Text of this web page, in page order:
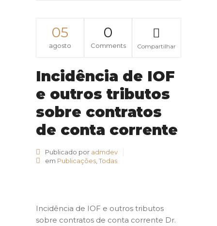
05
agosto
0
Comments Compartilhar
Incidência de IOF
e outros tributos
sobre contratos
de conta corrente
Publicado por admdev
em Publicações Todas
Incidência de IOF e outros tributos
sobre contratos de conta corrente Dr.